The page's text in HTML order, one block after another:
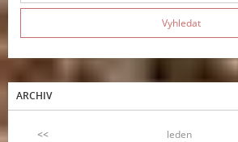
ARCHIV
<< leden